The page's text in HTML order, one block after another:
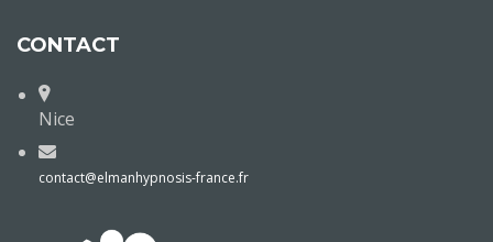
CONTACT
Nice
contact@elmanhypnosis-france.fr